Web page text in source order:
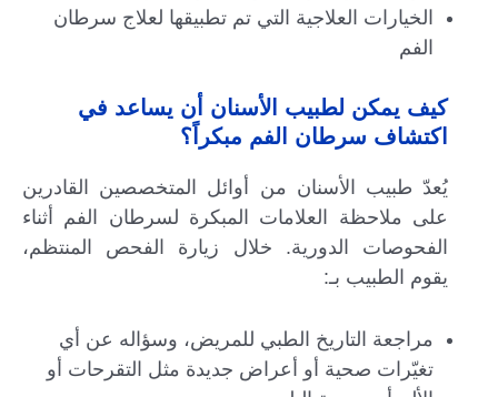
الخيارات العلاجية التي تم تطبيقها لعلاج سرطان
الفم
كيف يمكن لطبيب الأسنان أن يساعد في
اكتشاف سرطان الفم مبكراً؟
يُعدّ طبيب الأسنان من أوائل المتخصصين القادرين
على ملاحظة العلامات المبكرة لسرطان الفم أثناء
الفحوصات الدورية. خلال زيارة الفحص المنتظم،
يقوم الطبيب بـ:
مراجعة التاريخ الطبي للمريض، وسؤاله عن أي
تغيّرات صحية أو أعراض جديدة مثل التقرحات أو